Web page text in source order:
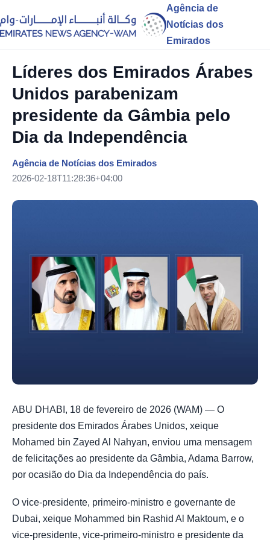
Agência de
Notícias dos
Emirados
Líderes dos Emirados Árabes
Unidos parabenizam
presidente da Gâmbia pelo
Dia da Independência
Agência de Notícias dos Emirados
2026-02-18T11:28:36+04:00
ABU DHABI, 18 de fevereiro de 2026 (WAM) — O
presidente dos Emirados Árabes Unidos, xeique
Mohamed bin Zayed Al Nahyan, enviou uma mensagem
de felicitações ao presidente da Gâmbia, Adama Barrow,
por ocasião do Dia da Independência do país.
O vice-presidente, primeiro-ministro e governante de
Dubai, xeique Mohammed bin Rashid Al Maktoum, e o
vice-presidente, vice-primeiro-ministro e presidente da